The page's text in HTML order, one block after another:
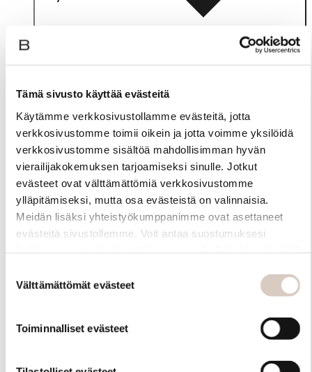
Tämä sivusto käyttää evästeitä
Käytämme verkkosivustollamme evästeitä, jotta
verkkosivustomme toimii oikein ja jotta voimme yksilöidä
verkkosivustomme sisältöä mahdollisimman hyvän
vierailijakokemuksen tarjoamiseksi sinulle. Jotkut
evästeet ovat välttämättömiä verkkosivustomme
ylläpitämiseksi, mutta osa evästeistä on valinnaisia.
Meidän lisäksi yhteistyökumppanimme ovat asettaneet
evästeitä sivustollemme. Voit antaa suostumuksesi
myöhemmin ”Evästeasetukset” -linkin kautta.
valinta
Välttämättömät evästeet
Toiminnalliset evästeet
Materiaali